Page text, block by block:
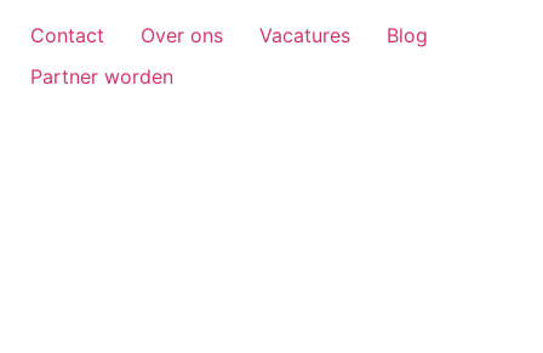
Contact Over ons Vacatures
Blog
Partner worden